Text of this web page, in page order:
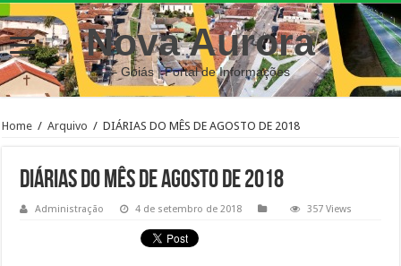
Nova Aurora
– Goiás | Portal de Informações
Home / Arquivo / DIÁRIAS DO MÊS DE AGOSTO DE 2018
DIÁRIAS DO MÊS DE AGOSTO DE 2018
Administração 4 de setembro de 2018 357 Views